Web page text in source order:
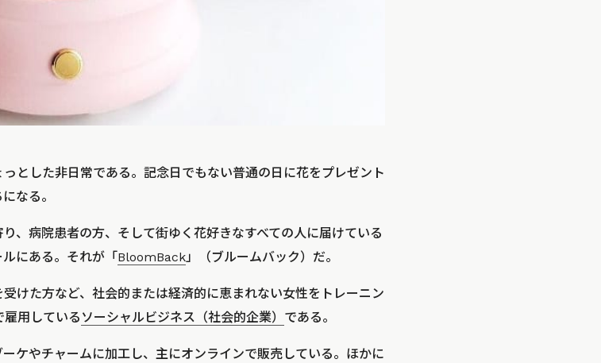
とした非日常である。記念日でもない普通の日に花をプレゼント
なる。
、病院患者の方、そして街ゆく花好きなすべての人に届けている
にある。それが「 BloomBack」（ブルームバック）だ。
けた方など、社会的または経済的に恵まれない女性をトレーニン
用している ソーシャルビジネス（社会的企業） である。
ケやチャームに加工し、主にオンラインで販売している。ほかに